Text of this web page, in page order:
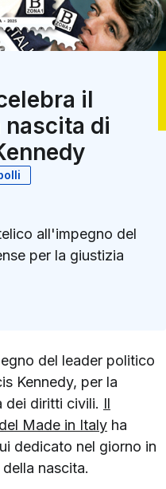
il
di
all'impegno del
per la giustizia
del leader politico
Kennedy, per la
dei diritti civili. Il
Made in Italy ha
dedicato nel giorno in
nascita.